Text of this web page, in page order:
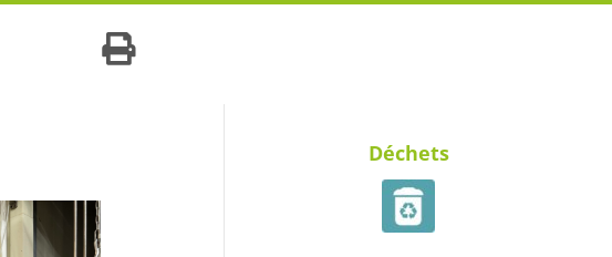
Déchets